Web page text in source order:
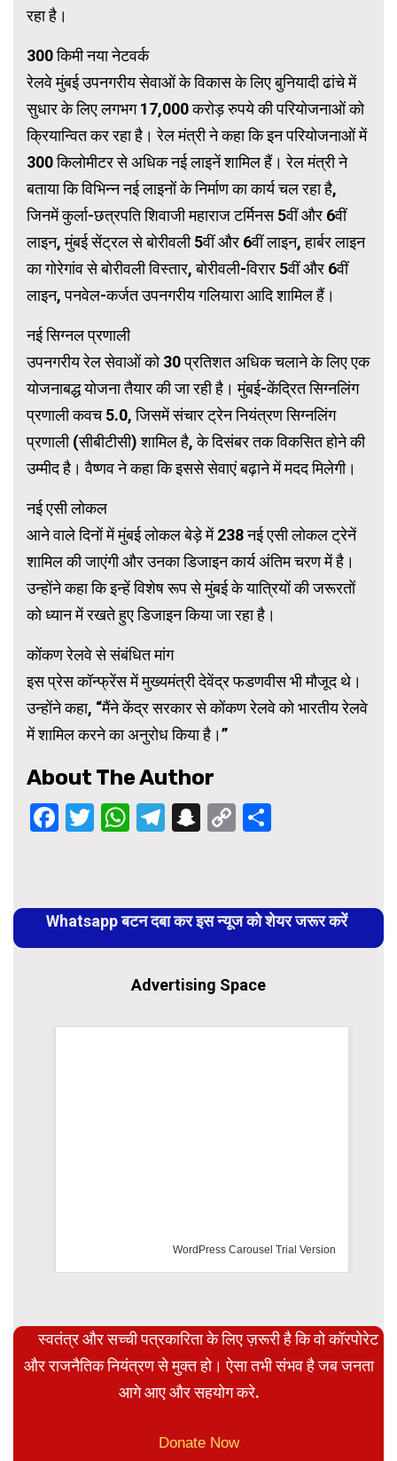
रहा है।
300 किमी नया नेटवर्क
रेलवे मुंबई उपनगरीय सेवाओं के विकास के लिए बुनियादी ढांचे में
सुधार के लिए लगभग 17,000 करोड़ रुपये की परियोजनाओं को
क्रियान्वित कर रहा है। रेल मंत्री ने कहा कि इन परियोजनाओं में
300 किलोमीटर से अधिक नई लाइनें शामिल हैं। रेल मंत्री ने
बताया कि विभिन्न नई लाइनों के निर्माण का कार्य चल रहा है,
जिनमें कुर्ला-छत्रपति शिवाजी महाराज टर्मिनस 5वीं और 6वीं
लाइन, मुंबई सेंट्रल से बोरीवली 5वीं और 6वीं लाइन, हार्बर लाइन
का गोरेगांव से बोरीवली विस्तार, बोरीवली-विरार 5वीं और 6वीं
लाइन, पनवेल-कर्जत उपनगरीय गलियारा आदि शामिल हैं।
नई सिग्नल प्रणाली
उपनगरीय रेल सेवाओं को 30 प्रतिशत अधिक चलाने के लिए एक
योजनाबद्ध योजना तैयार की जा रही है। मुंबई-केंद्रित सिग्नलिंग
प्रणाली कवच ​​5.0, जिसमें संचार ट्रेन नियंत्रण सिग्नलिंग
प्रणाली (सीबीटीसी) शामिल है, के दिसंबर तक विकसित होने की
उम्मीद है। वैष्णव ने कहा कि इससे सेवाएं बढ़ाने में मदद मिलेगी।
नई एसी लोकल
आने वाले दिनों में मुंबई लोकल बेड़े में 238 नई एसी लोकल ट्रेनें
शामिल की जाएंगी और उनका डिजाइन कार्य अंतिम चरण में है।
उन्होंने कहा कि इन्हें विशेष रूप से मुंबई के यात्रियों की जरूरतों
को ध्यान में रखते हुए डिजाइन किया जा रहा है।
कोंकण रेलवे से संबंधित मांग
इस प्रेस कॉन्फ्रेंस में मुख्यमंत्री देवेंद्र फडणवीस भी मौजूद थे।
उन्होंने कहा, “मैंने केंद्र सरकार से कोंकण रेलवे को भारतीय रेलवे
में शामिल करने का अनुरोध किया है।”
About The Author
Facebook
Twitter
WhatsApp
Telegram
Snapchat
Copy
Reading
Whatsapp बटन दबा कर इस न्यूज को शेयर जरूर करें
Advertising Space
WordPress Carousel Trial Version
स्वतंत्र और सच्ची पत्रकारिता के लिए ज़रूरी है कि वो कॉरपोरेट
और राजनैतिक नियंत्रण से मुक्त हो। ऐसा तभी संभव है जब जनता
आगे आए और सहयोग करे.
Donate Now